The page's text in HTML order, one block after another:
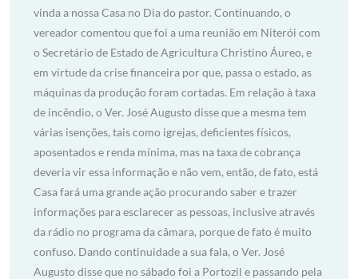
vinda a nossa Casa no Dia do pastor. Continuando, o
vereador comentou que foi a uma reunião em Niterói com
o Secretário de Estado de Agricultura Christino Áureo, e
em virtude da crise financeira por que, passa o estado, as
máquinas da produção foram cortadas. Em relação à taxa
de incêndio, o Ver. José Augusto disse que a mesma tem
várias isenções, tais como igrejas, deficientes físicos,
aposentados e renda mínima, mas na taxa de cobrança
deveria vir essa informação e não vem, então, de fato, está
Casa fará uma grande ação procurando saber e trazer
informações para esclarecer as pessoas, inclusive através
da rádio no programa da câmara, porque de fato é muito
confuso. Dando continuidade a sua fala, o Ver. José
Augusto disse que no sábado foi a Portozil e passando pela